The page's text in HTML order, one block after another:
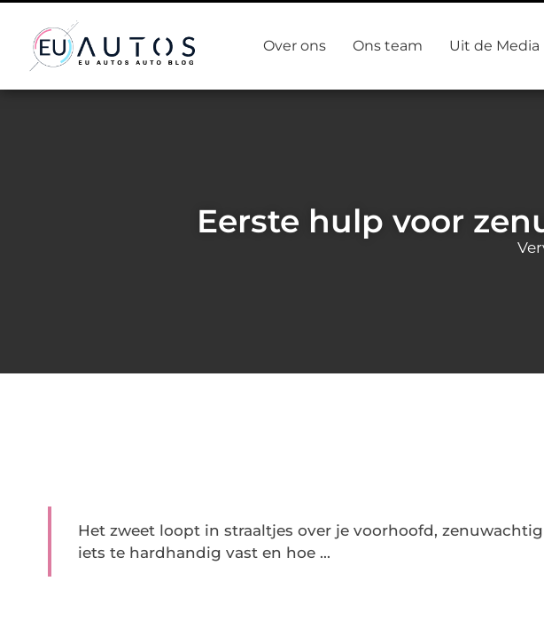
Over ons Ons team Uit de Media
Eerste hulp voor
Het zweet loopt in straaltjes over je voorhoofd,
iets te hardhandig vast en hoe ...